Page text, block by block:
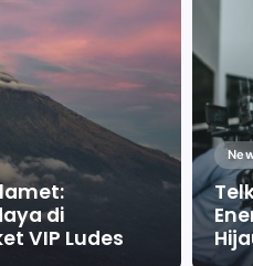
di
VIP Ludes